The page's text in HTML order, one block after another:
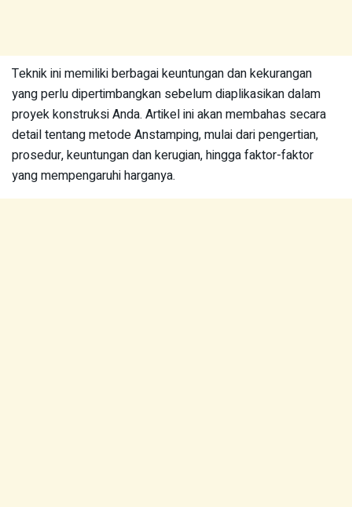
Teknik ini memiliki berbagai keuntungan dan kekurangan
yang perlu dipertimbangkan sebelum diaplikasikan dalam
proyek konstruksi Anda. Artikel ini akan membahas secara
detail tentang metode Anstamping, mulai dari pengertian,
prosedur, keuntungan dan kerugian, hingga faktor-faktor
yang mempengaruhi harganya.